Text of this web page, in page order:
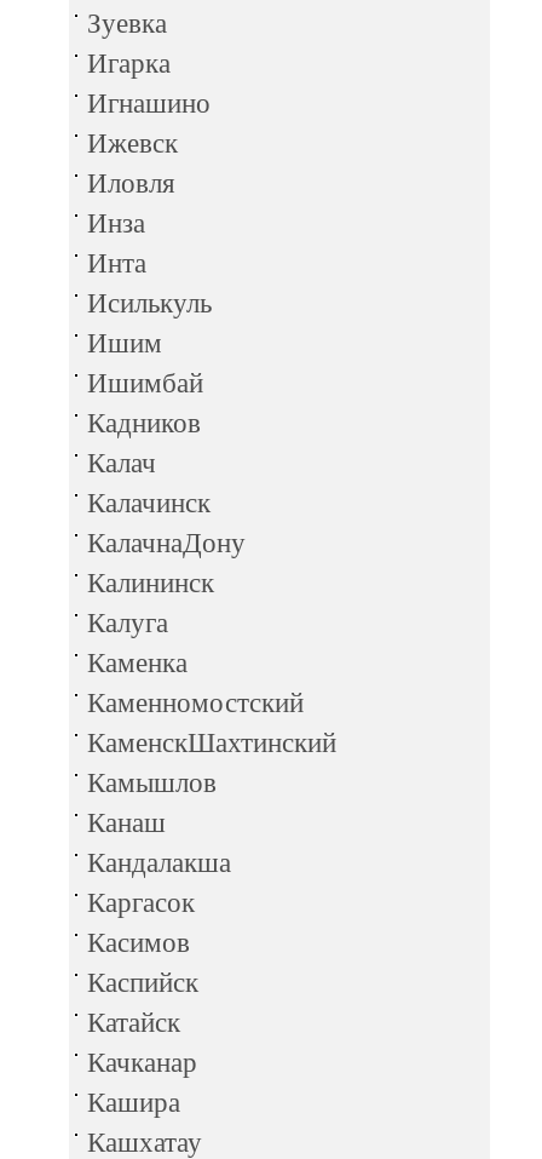
Зуевка
Игарка
Игнашино
Ижевск
Иловля
Инза
Инта
Исилькуль
Ишим
Ишимбай
Кадников
Калач
Калачинск
КалачнаДону
Калининск
Калуга
Каменка
Каменномостский
КаменскШахтинский
Камышлов
Канаш
Кандалакша
Каргасок
Касимов
Каспийск
Катайск
Качканар
Кашира
Кашхатау